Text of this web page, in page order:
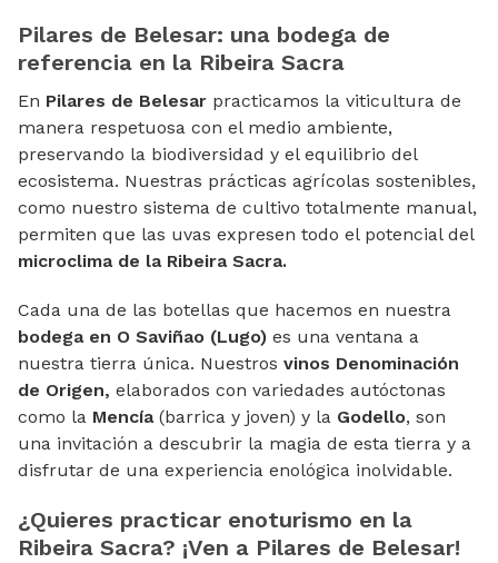
Pilares de Belesar: una bodega de
referencia en la Ribeira Sacra
En Pilares de Belesar practicamos la viticultura de
manera respetuosa con el medio ambiente,
preservando la biodiversidad y el equilibrio del
ecosistema. Nuestras prácticas agrícolas sostenibles,
como nuestro sistema de cultivo totalmente manual,
permiten que las uvas expresen todo el potencial del
microclima de la Ribeira Sacra.
Cada una de las botellas que hacemos en nuestra
bodega en O Saviñao (Lugo) es una ventana a
nuestra tierra única. Nuestros vinos Denominación
de Origen, elaborados con variedades autóctonas
como la Mencía (barrica y joven) y la Godello, son
una invitación a descubrir la magia de esta tierra y a
disfrutar de una experiencia enológica inolvidable.
¿Quieres practicar enoturismo en la
Ribeira Sacra? ¡Ven a Pilares de Belesar!